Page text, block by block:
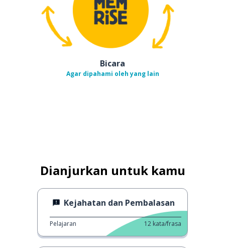
Bicara
Agar dipahami oleh yang lain
Dianjurkan untuk kamu
Kejahatan dan Pembalasan
Pelajaran 12 kata/frasa